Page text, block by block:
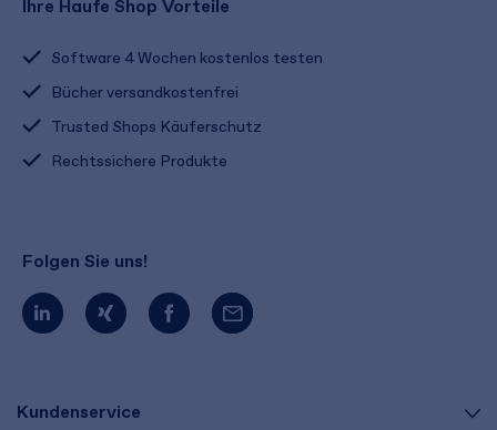
Kundenservice
Ihre Haufe Shop Vorteile
Software 4 Wochen kostenlos testen
Bücher versandkostenfrei
Trusted Shops Käuferschutz
Rechtssichere Produkte
Folgen Sie uns!